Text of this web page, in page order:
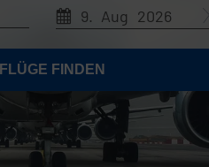
9. Aug 2026
FLÜGE FINDEN